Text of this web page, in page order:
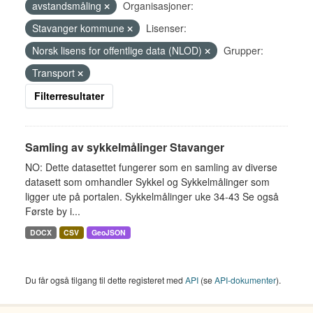
avstandsmåling
Organisasjoner:
Stavanger kommune
Lisenser:
Norsk lisens for offentlige data (NLOD)
Grupper:
Transport
Filterresultater
Samling av sykkelmålinger Stavanger
NO: Dette datasettet fungerer som en samling av diverse
datasett som omhandler Sykkel og Sykkelmålinger som
ligger ute på portalen. Sykkelmålinger uke 34-43 Se også
Første by i...
DOCX CSV GeoJSON
Du får også tilgang til dette registeret med API (seAPI-dokumenter).